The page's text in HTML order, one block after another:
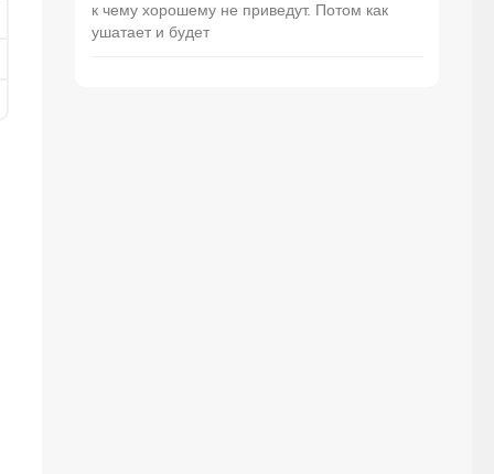
к чему хорошему не приведут. Потом как
ушатает и будет